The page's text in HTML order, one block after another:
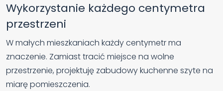
Wykorzystanie każdego centymetra
przestrzeni
W małych mieszkaniach każdy centymetr ma
znaczenie. Zamiast tracić miejsce na wolne
przestrzenie, projektuję zabudowy kuchenne szyte na
miarę pomieszczenia.